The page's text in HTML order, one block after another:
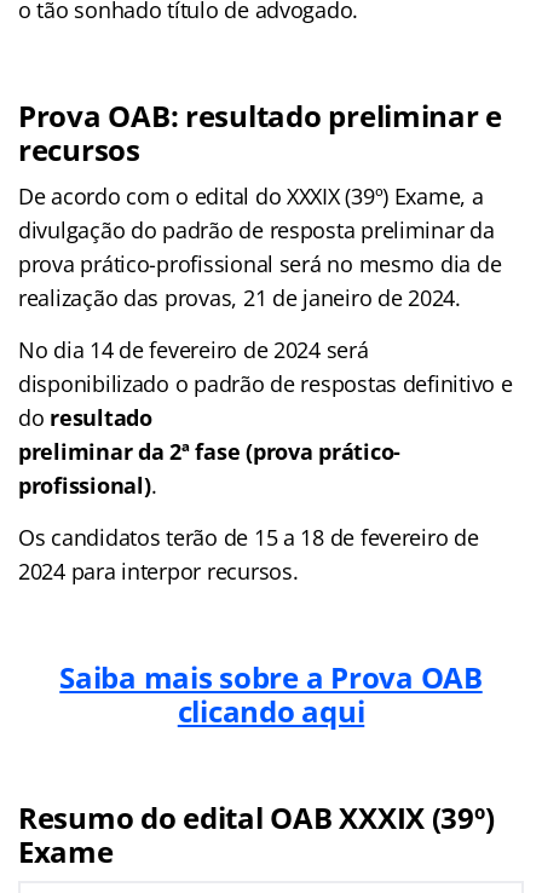
o tão sonhado título de advogado.
Prova OAB: resultado preliminar e
recursos
De acordo com o edital do XXXIX (39º) Exame, a
divulgação do padrão de resposta preliminar da
prova prático-profissional será no mesmo dia de
realização das provas, 21 de janeiro de 2024.
No dia 14 de fevereiro de 2024 será
disponibilizado o padrão de respostas definitivo e
do resultado
preliminar da 2ª fase (prova prático-
profissional).
Os candidatos terão de 15 a 18 de fevereiro de
2024 para interpor recursos.
Saiba mais sobre a Prova OAB
clicando aqui
Resumo do edital OAB XXXIX (39º)
Exame